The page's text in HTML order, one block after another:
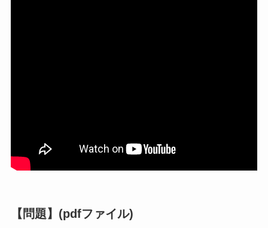
【問題】(pdfファイル)